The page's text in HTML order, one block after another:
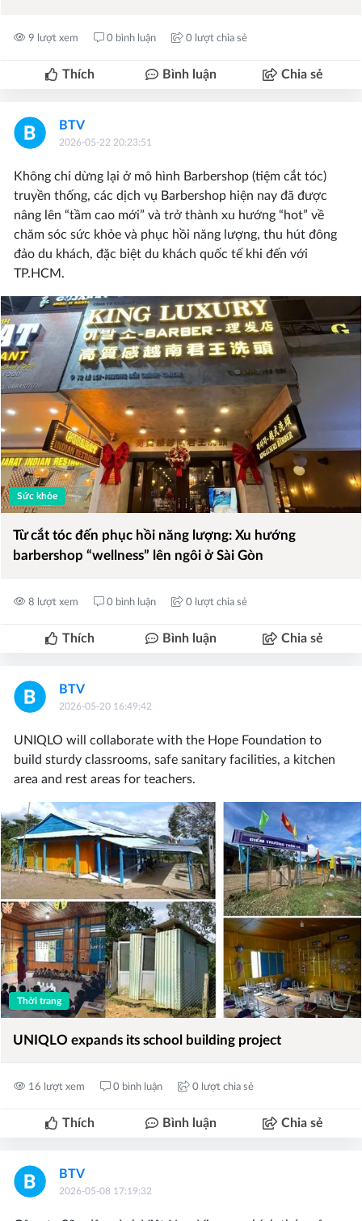
9 lượt xem 0 bình luận 0 lượt chia sẻ
Thích Bình luận Chia sẻ
BTV
2026-05-22 20:23:51
Không chỉ dừng lại ở mô hình Barbershop (tiệm cắt tóc)
truyền thống, các dịch vụ Barbershop hiện nay đã được
nâng lên “tầm cao mới” và trở thành xu hướng “hot” về
chăm sóc sức khỏe và phục hồi năng lượng, thu hút đông
đảo du khách, đặc biệt du khách quốc tế khi đến với
TP.HCM.
Sức khỏe
Từ cắt tóc đến phục hồi năng lượng: Xu hướng
barbershop “wellness” lên ngôi ở Sài Gòn
8 lượt xem 0 bình luận 0 lượt chia sẻ
Thích Bình luận Chia sẻ
BTV
2026-05-20 16:49:42
UNIQLO will collaborate with the Hope Foundation to
build sturdy classrooms, safe sanitary facilities, a kitchen
area and rest areas for teachers.
Thời trang
UNIQLO expands its school building project
16 lượt xem 0 bình luận 0 lượt chia sẻ
Thích Bình luận Chia sẻ
BTV
2026-05-08 17:19:32